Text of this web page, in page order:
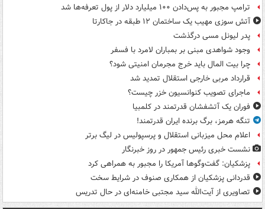
ترامپ مجبور به پس‌دادن ۱۰۰ میلیارد دلار از پول تعرفه‌ها شد
آتش سوزی مهیب یک ساختمان ۱۲ طبقه در جاکارتا
پدر لیونل مسی درگذشت
وجود شواهدی مبنی بر بمباران لامرد با فسفر
چرا بیت المال باید خرج مجرمان امنیتی شود؟
قرارداد مربی خارجی استقلال تمدید شد
ماجرای تصویب کنوانسیون خزر چیست؟
فوران یک آتشفشان قدرتمند در کلمبیا
تنگه هرمز، برگ برنده ایران قدرتمند!
اعلام محل میزبانی استقلال و پرسپولیس در لیگ برتر
نشست خبری رئیس جمهور در روز خبرنگار
پزشکیان: گفت‌وگوها آمریکا را مجبور به همراهی کرد
قدردانی پزشکیان از همکاری صنوف در شرایط سخت
تصاویری از آیت‌الله سید مجتبی خامنه‌ای در حال تدریس